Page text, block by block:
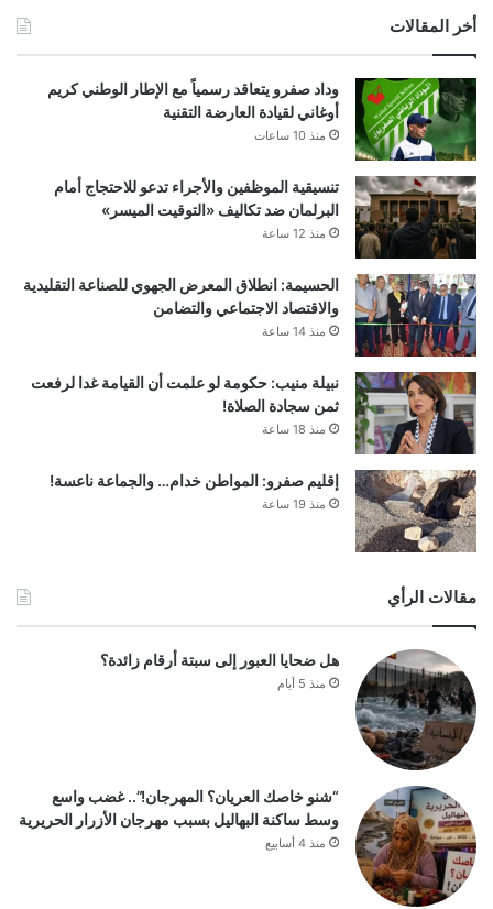
أخر المقالات
وداد صفرو يتعاقد رسمياً مع الإطار الوطني كريم
أوغاني لقيادة العارضة التقنية
منذ 10 ساعات
تنسيقية الموظفين والأجراء تدعو للاحتجاج أمام
البرلمان ضد تكاليف «التوقيت الميسر»
منذ 12 ساعة
الحسيمة: انطلاق المعرض الجهوي للصناعة التقليدية
والاقتصاد الاجتماعي والتضامن
منذ 14 ساعة
نبيلة منيب: حكومة لو علمت أن القيامة غدا لرفعت
ثمن سجادة الصلاة!
منذ 18 ساعة
إقليم صفرو: المواطن خدام… والجماعة ناعسة!
منذ 19 ساعة
مقالات الرأي
هل ضحايا العبور إلى سبتة أرقام زائدة؟
منذ 5 أيام
“شنو خاصك العريان؟ المهرجان!”.. غضب واسع
وسط ساكنة البهاليل بسبب مهرجان الأزرار الحريرية
منذ 4 أسابيع